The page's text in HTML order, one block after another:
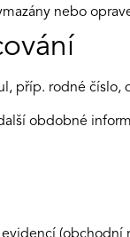
nebo
příp. rodné číslo,
obdobné